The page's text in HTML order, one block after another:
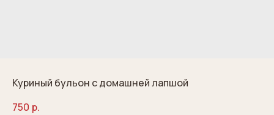
Куриный бульон с домашней лапшой
750 р.